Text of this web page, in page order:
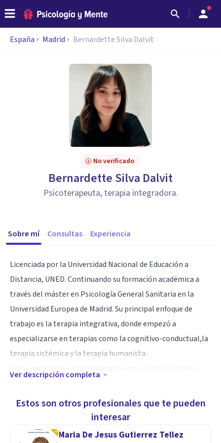
España Madrid Bernardette Silva Dalvit
No verificado
Bernardette Silva Dalvit
Psicoterapeuta, terapia integradora.
Sobre mí Consultas Experiencia
Licenciada por la Universidad Nacional de Educación a
Distancia, UNED. Continuando su formación académica a
través del máster en Psicología General Sanitaria en la
Universidad Europea de Madrid. Su principal enfoque de
trabajo es la terapia integrativa, donde empezó a
especializarse en terapias como la cognitivo-conductual,la
terapia sistémica y la terapia humanista.
psicoterapia en italiano e inglés.
Mi interés por ayudar y acompañar a otras personas
Ver descripción completa
Estos son otros profesionales que te pueden
interesar
Maria De Jesus Gutierrez Tellez